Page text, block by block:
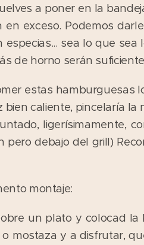
a poner en la
exceso. Podemos
sea lo que
de horno serán
estas hamburguesas
caliente, pincelaría
ligerísimamente,
pero debajo del grill)
montaje:
un plato y colocad
mostaza y a disfrutar,